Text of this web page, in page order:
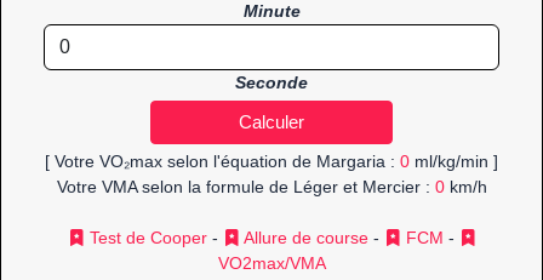
Minute
Seconde
[ Votre VO₂max selon l'équation de Margaria : 0 ml/kg/min ]
Votre VMA selon la formule de Léger et Mercier : 0km/h
Test de Cooper- Allure de course- FCM -
VO2max/VMA